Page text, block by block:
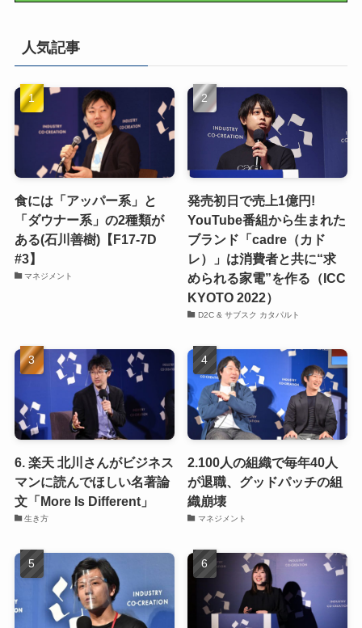
人気記事
食には「アッパー系」と
「ダウナー系」の2種類が
ある(石川善樹)【F17-7D
#3】
マネジメント
発売初日で売上1億円!
YouTube番組から生まれた
ブランド「cadre（カド
レ）」は消費者と共に“求
められる家電”を作る（ICC
KYOTO 2022）
D2C & サブスク カタパルト
6. 楽天 北川さんがビジネス
マンに読んでほしい名著論
文「More Is Different」
生き方
2.100人の組織で毎年40人
が退職、グッドパッチの組
織崩壊
マネジメント